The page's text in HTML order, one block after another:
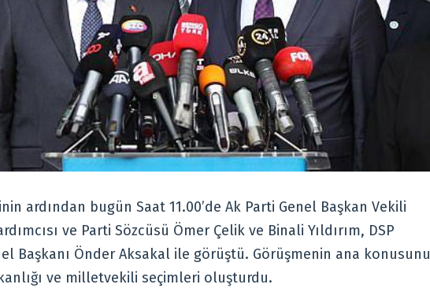
ardından bugün Saat 11.00’de Ak Parti Genel Başkan Vekili
ve Parti Sözcüsü Ömer Çelik ve Binali Yıldırım, DSP
Başkanı Önder Aksakal ile görüştü. Görüşmenin ana konusunu
ve milletvekili seçimleri oluşturdu.